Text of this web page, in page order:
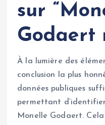
sur
Godaert
À la lumière des
conclusion la plus
données publiques
permettant
Monelle Godaert.